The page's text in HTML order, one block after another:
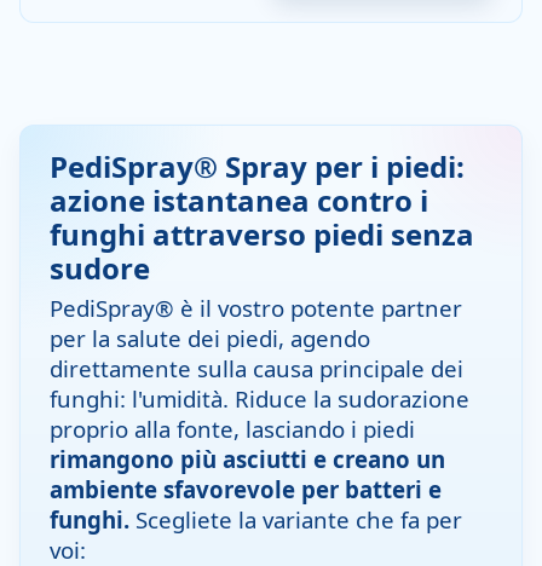
PediSpray® Spray per i piedi:
azione istantanea contro i
funghi attraverso piedi senza
sudore
PediSpray® è il vostro potente partner
per la salute dei piedi, agendo
direttamente sulla causa principale dei
funghi: l'umidità. Riduce la sudorazione
proprio alla fonte, lasciando i piedi
rimangono più asciutti e creano un
ambiente sfavorevole per batteri e
funghi. Scegliete la variante che fa per
voi: